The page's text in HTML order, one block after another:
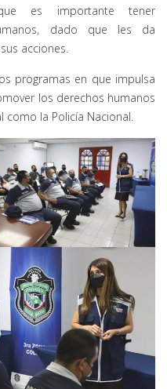
es importante tener
dado que les da
acciones.
programas en que impulsa
los derechos humanos
como la Policía Nacional.